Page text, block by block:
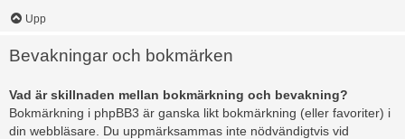
Upp
Bevakningar och bokmärken
Vad är skillnaden mellan bokmärkning och bevakning?
Bokmärkning i phpBB3 är ganska likt bokmärkning (eller favoriter) i
din webbläsare. Du uppmärksammas inte nödvändigtvis vid